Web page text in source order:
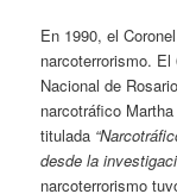
En 1990, el
narcoterrorismo.
Nacional de
narcotráfico
titulada
desde la
narcoterrorismo